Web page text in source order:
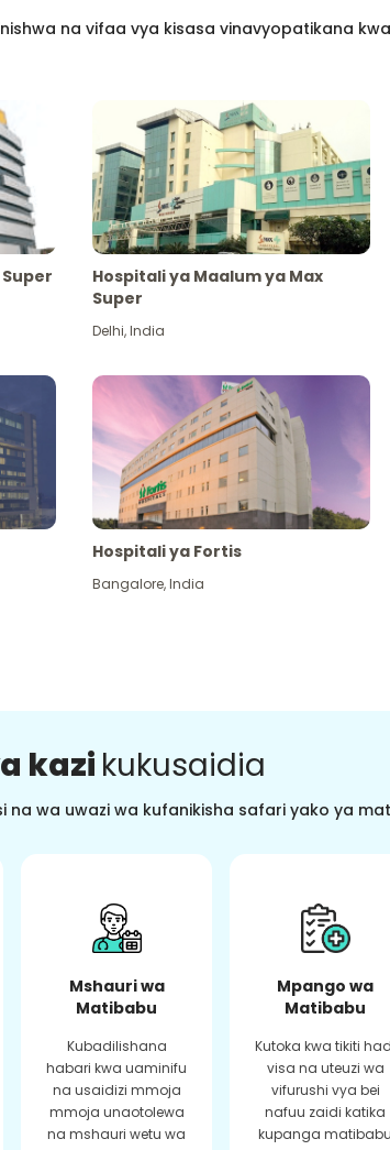
na vifaa vya kisasa vinavyopatikana
Hospitali ya Maalum ya Max
Super
Delhi,India
Hospitali ya Fortis
Bangalore,India
kazi kukusaidia
na wa uwazi wa kufanikisha safari yako ya
Mshauri wa
Matibabu
Kubadilishana
habari kwa uaminifu
na usaidizi mmoja
mmoja unaotolewa
na mshauri wetu wa
Mpango wa
Matibabu
Kutoka kwa tikiti
visa na uteuzi wa
vifurushi vya bei
nafuu zaidi katika
kupanga matibabu